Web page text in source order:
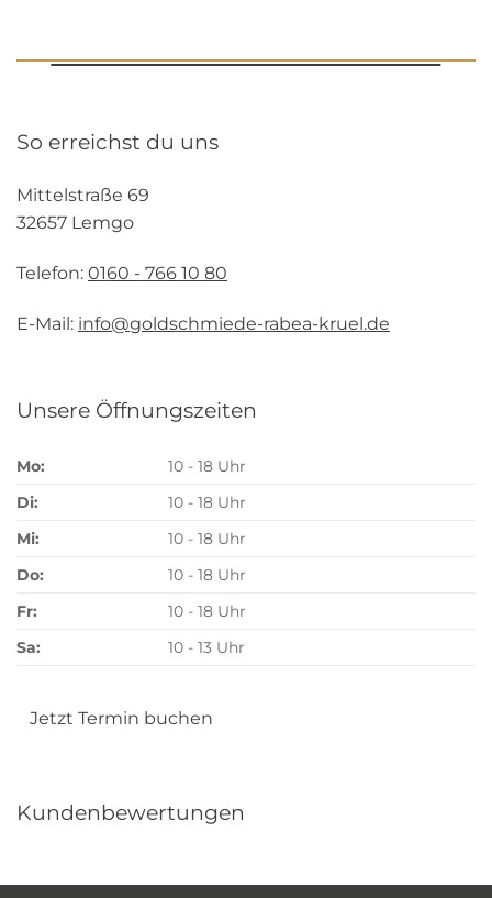
So erreichst du uns
Mittelstraße 69
32657 Lemgo
Telefon: 0160 - 766 10 80
E-Mail: info@goldschmiede-rabea-kruel.de
Unsere Öffnungszeiten
Mo:
10 - 18 Uhr
Di:
10 - 18 Uhr
Mi:
10 - 18 Uhr
Do:
10 - 18 Uhr
Fr:
10 - 18 Uhr
Sa:
10 - 13 Uhr
Jetzt Termin buchen
Kundenbewertungen